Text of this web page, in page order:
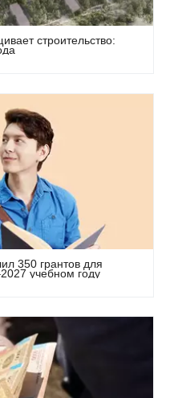
строительство:
350 грантов для
учебном году